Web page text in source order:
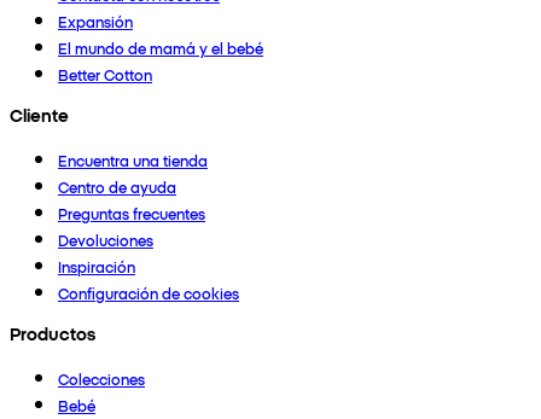
Expansión
El mundo de mamá y el bebé
Better Cotton
Cliente
Encuentra una tienda
Centro de ayuda
Preguntas frecuentes
Devoluciones
Inspiración
Configuración de cookies
Productos
Colecciones
Bebé